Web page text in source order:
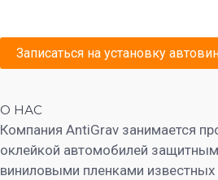
Записаться на установку
О НАС
Компания AntiGrav занимается
оклейкой автомобилей
виниловыми пленками известных